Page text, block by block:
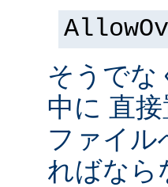
そうでな
中に 直
ファイル
ればなら